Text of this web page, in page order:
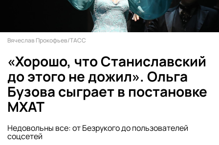
Вячеслав Прокофьев/ТАСС
«Хорошо, что Станиславский
до этого не дожил». Ольга
Бузова сыграет в постановке
МХАТ
Недовольны все: от Безрукого до пользователей
соцсетей